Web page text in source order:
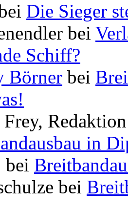
Die Sieger
bei
Schiff?
Börner bei
in
bei